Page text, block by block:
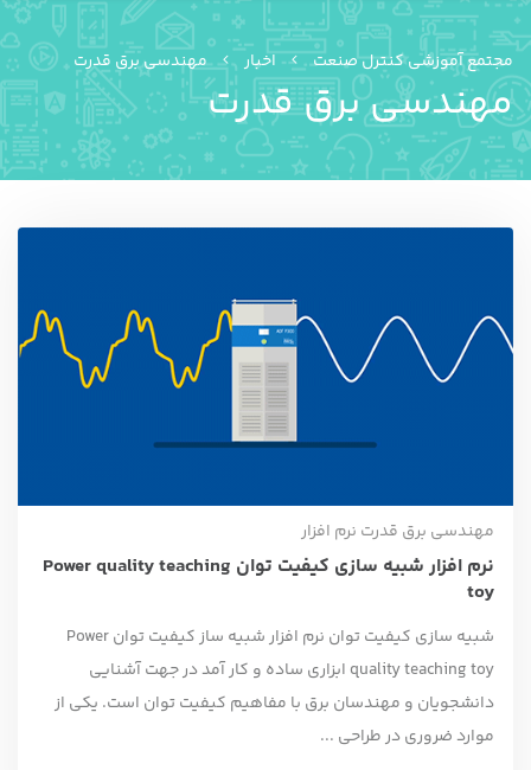
مجتمع آموزشی کنترل صنعت اخبار مهندسی برق قدرت
مهندسی برق قدرت
مهندسی برق قدرت نرم افزار
نرم افزار شبیه سازی کیفیت توان Power quality teaching
toy
شبیه سازی کیفیت توان نرم افزار شبیه ساز کیفیت توان Power
quality teaching toy ابزاری ساده و کار آمد در جهت آشنایی
دانشجویان و مهندسان برق با مفاهیم کیفیت توان است. یکی از
موارد ضروری در طراحی ...